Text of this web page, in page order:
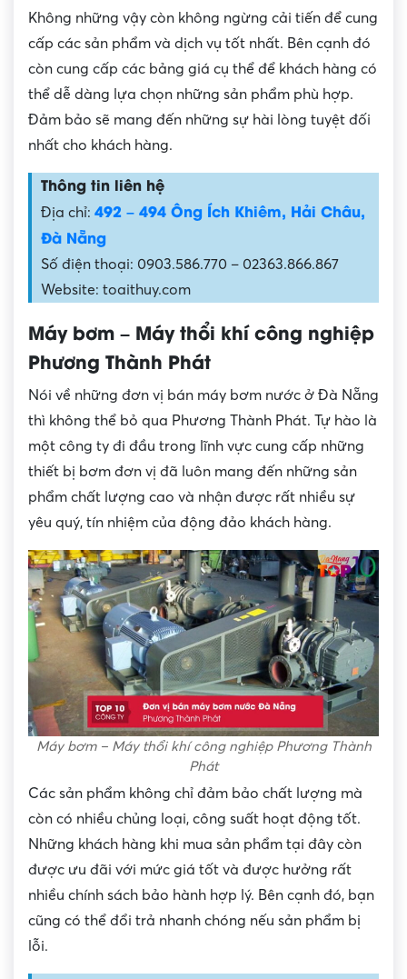
Không những vậy còn không ngừng cải tiến để cung
cấp các sản phẩm và dịch vụ tốt nhất. Bên cạnh đó
còn cung cấp các bảng giá cụ thể để khách hàng có
thể dễ dàng lựa chọn những sản phẩm phù hợp.
Đảm bảo sẽ mang đến những sự hài lòng tuyệt đối
nhất cho khách hàng.
Thông tin liên hệ
Địa chỉ: 492 – 494 Ông Ích Khiêm, Hải Châu,
Đà Nẵng
Số điện thoại: 0903.586.770 – 02363.866.867
Website: toaithuy.com
Máy bơm – Máy thổi khí công nghiệp
Phương Thành Phát
Nói về những đơn vị bán máy bơm nước ở Đà Nẵng
thì không thể bỏ qua Phương Thành Phát. Tự hào là
một công ty đi đầu trong lĩnh vực cung cấp những
thiết bị bơm đơn vị đã luôn mang đến những sản
phẩm chất lượng cao và nhận được rất nhiều sự
yêu quý, tín nhiệm của động đảo khách hàng.
Máy bơm – Máy thổi khí công nghiệp Phương Thành
Phát
Các sản phẩm không chỉ đảm bảo chất lượng mà
còn có nhiều chủng loại, công suất hoạt động tốt.
Những khách hàng khi mua sản phẩm tại đây còn
được ưu đãi với mức giá tốt và được hưởng rất
nhiều chính sách bảo hành hợp lý. Bên cạnh đó, bạn
cũng có thể đổi trả nhanh chóng nếu sản phẩm bị
lỗi.